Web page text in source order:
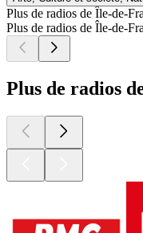
Plus de radios de Île-de-
Plus de radios de Île-de-
Plus de radios